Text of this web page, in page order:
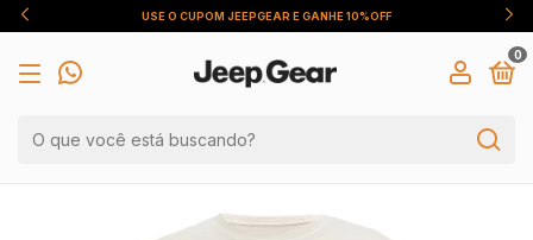
USE O CUPOM JEEPGEAR E GANHE 10%OFF
0